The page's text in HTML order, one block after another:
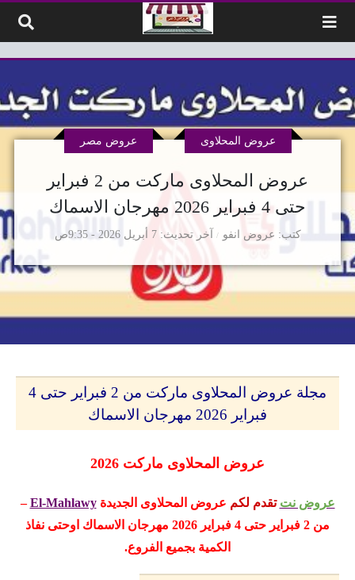
عروض المحلاوى ماركت من 2 فبراير
حتى 4 فبراير 2026 مهرجان الاسماك
كتب عروض انفو
عروض المحلاوى عروض مصر
آخر تحديث 7 أبريل 2026 - 9:35ص
مجلة عروض المحلاوى ماركت من 2 فبراير حتى 4
فبراير 2026 مهرجان الاسماك
عروض المحلاوى ماركت 2026
عروض نت تقدم لكم عروض المحلاوى الجديدةEl-Mahlawy
–
من 2 فبراير حتى 4 فبراير 2026 مهرجان الاسماك
اوحتى نفاذ
الكمية بجميع الفروع.